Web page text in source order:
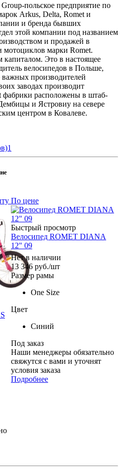
польское предприятие по
Arkus, Delta, Romet и
и бренда бывших
этой компании под названием
и продажей в
мотоциклов марки Romet.
Это в настоящее
велосипедов в Польше,
производителей
заводах производит
фабрики расположены в штаб-
и Ястровиу на севере
центром в Ковалеве.
1
По цене
Быстрый просмотр
Велосипед ROMET DIANA
12" 09
Нет в наличии
13 346 руб./шт
Размер рамы
One Size
Цвет
Синий
Под заказ
Наши менеджеры обязательно
свяжутся с вами и уточнят
условия заказа
Подробнее